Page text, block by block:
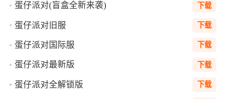
蛋仔派对(盲盒全新来袭) 下载
蛋仔派对旧服 下载
蛋仔派对国际服 下载
蛋仔派对最新版 下载
蛋仔派对全解锁版 下载